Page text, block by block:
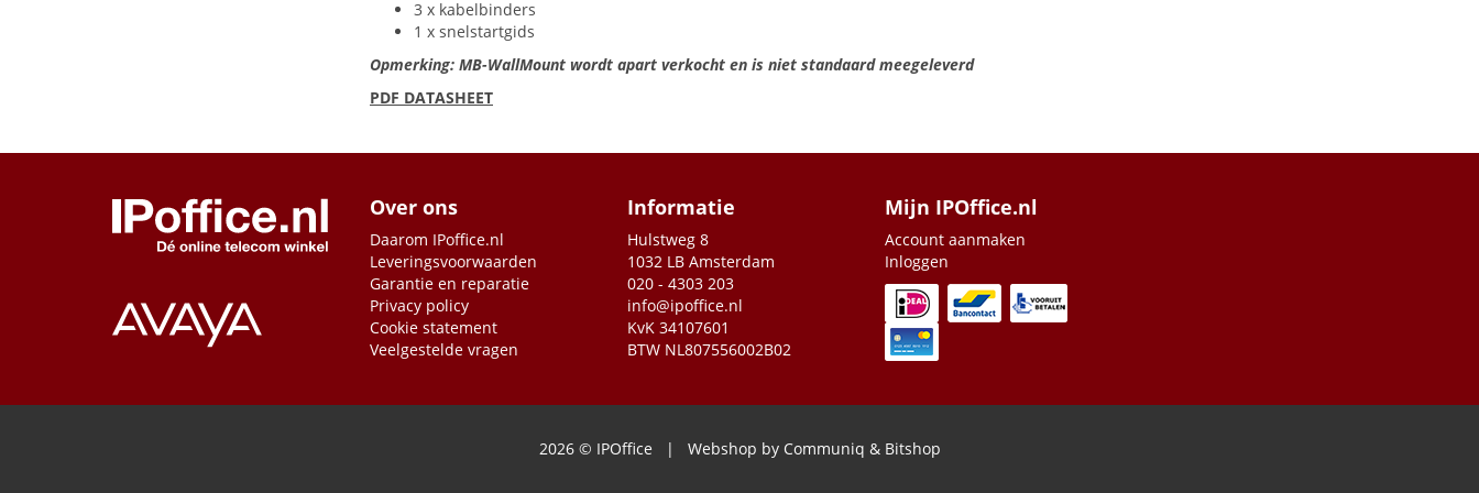
3 x kabelbinders
1 x snelstartgids
Opmerking: MB-WallMount wordt apart verkocht en is niet standaard meegeleverd
PDF DATASHEET
Over ons
Daarom IPoffice.nl
Leveringsvoorwaarden
Garantie en reparatie
Privacy policy
Cookie statement
Veelgestelde vragen
Informatie
Hulstweg 8
1032 LB Amsterdam
020 - 4303 203
info@ipoffice.nl
KvK 34107601
BTW NL807556002B02
Mijn IPOffice.nl
Account aanmaken
Inloggen
2026 © IPOffice | Webshop by Communiq & Bitshop